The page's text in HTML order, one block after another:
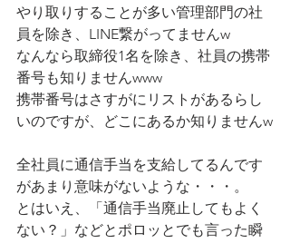
やり取りすることが多い管理部門の社
員を除き、LINE繋がってませんw
なんなら取締役1名を除き、社員の携帯
番号も知りませんwww
携帯番号はさすがにリストがあるらし
いのですが、どこにあるか知りませんw
全社員に通信手当を支給してるんです
があまり意味がないような・・・。
とはいえ、「通信手当廃止してもよく
ない？」などとポロッとでも言った瞬